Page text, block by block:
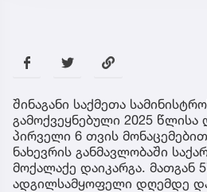
შინაგანი საქმეთა
გამოქვეყნებული 2025 წლისა
პირველი 6 თვის
ნახევრის განმავლობაში
მოქალაქე დაიკარგა. მათგან
ადგილსამყოფელი დღემდე